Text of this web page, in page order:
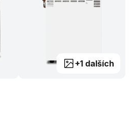
+1 dalších